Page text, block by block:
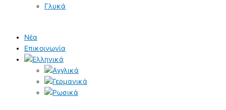
Γλυκά
Νέα
Επικοινωνία